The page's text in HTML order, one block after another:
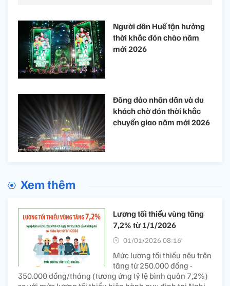
Người dân Huế tận hưởng
thời khắc đón chào năm
mới 2026
Đông đảo nhân dân và du
khách chờ đón thời khắc
chuyển giao năm mới 2026
Xem thêm
Lương tối thiểu vùng tăng
7,2% từ 1/1/2026
01/01/2026 08:16’
Mức lương tối thiểu nêu trên
tăng từ 250.000 đồng -
350.000 đồng/tháng (tương ứng tỷ lệ bình quân 7,2%)